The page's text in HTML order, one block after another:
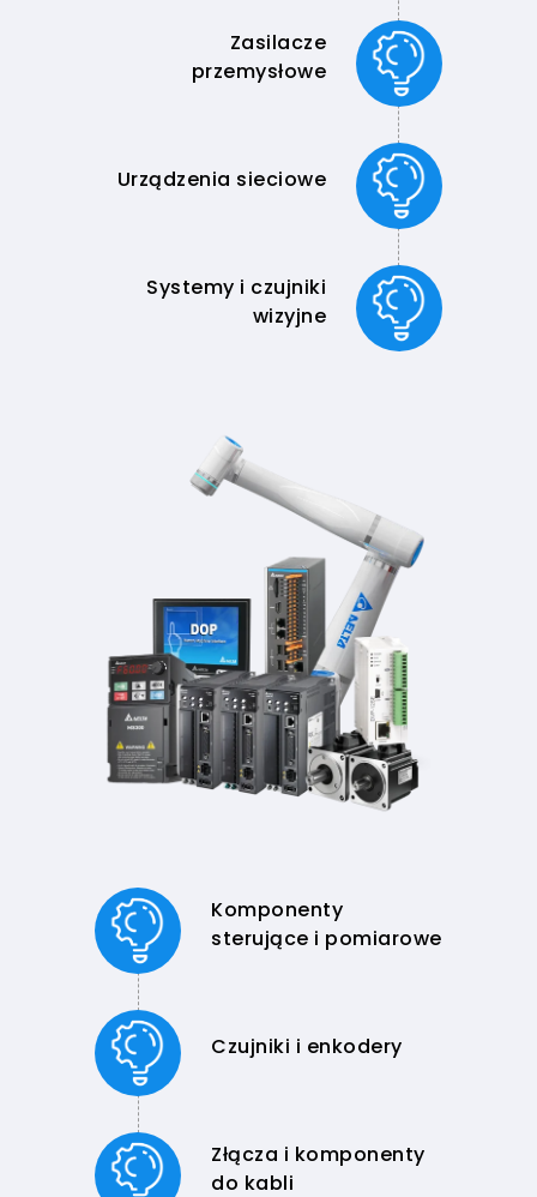
Zasilacze
przemysłowe
Urządzenia sieciowe
Systemy i czujniki
wizyjne
Komponenty
sterujące i pomiarowe
Czujniki i enkodery
Złącza i komponenty
do kabli